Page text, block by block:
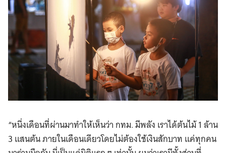
“หนึ่งเดือนที่ผ่านมาทำให้เห็นว่า กทม. มีพลัง เราได้ต้นไม้ 1 ล้าน
3 แสนต้น ภายในเดือนเดียวโดยไม่ต้องใช้เงินสักบาท แค่ทุกคน